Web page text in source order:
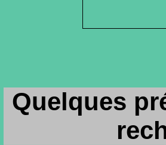
Quelques